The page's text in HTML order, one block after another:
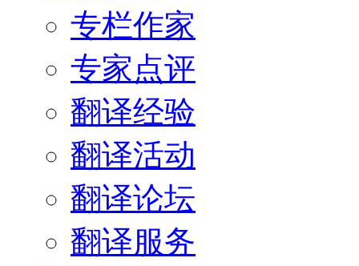
专栏作家
专家点评
翻译经验
翻译活动
翻译论坛
翻译服务